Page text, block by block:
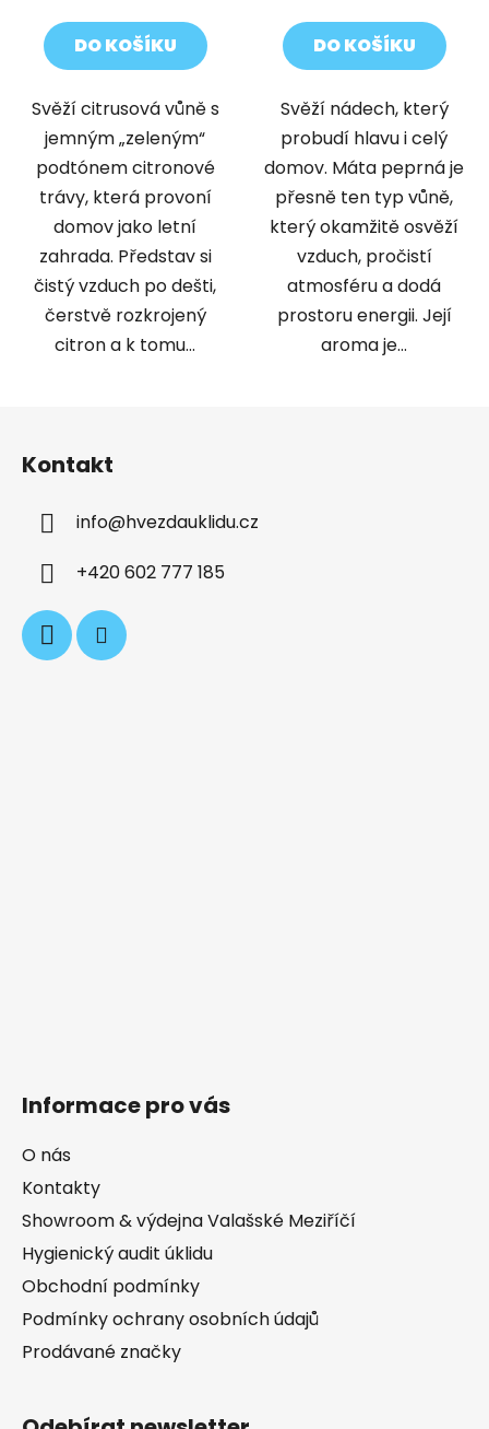
DO KOŠÍKU
Svěží citrusová vůně s
jemným „zeleným“
podtónem citronové
trávy, která provoní
domov jako letní
zahrada. Představ si
čistý vzduch po dešti,
čerstvě rozkrojený
citron a k tomu...
DO KOŠÍKU
Svěží nádech, který
probudí hlavu i celý
domov. Máta peprná je
přesně ten typ vůně,
který okamžitě osvěží
vzduch, pročistí
atmosféru a dodá
prostoru energii. Její
aroma je...
Kontakt
info@hvezdauklidu.cz
+420 602 777 185
Informace pro vás
O nás
Kontakty
Showroom & výdejna Valašské Meziříčí
Hygienický audit úklidu
Obchodní podmínky
Podmínky ochrany osobních údajů
Prodávané značky